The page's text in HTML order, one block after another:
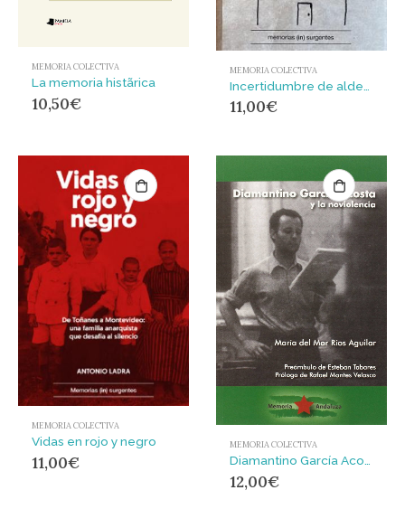
MEMORIA COLECTIVA
La memoria histãrica
10,50€
MEMORIA COLECTIVA
11,00€
MEMORIA COLECTIVA
Vidas en rojo y negro
11,00€
MEMORIA COLECTIVA
Diamantino García Acosta y la no violencia
12,00€